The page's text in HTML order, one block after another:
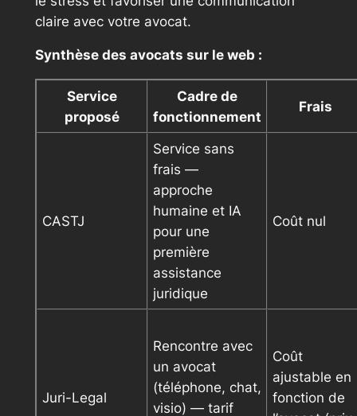
claire avec votre avocat.
Synthèse des avocats sur le web :
Service
proposé
Cadre de
fonctionnement
Frais
CASTJ
Service sans
frais —
approche
humaine et IA
pour une
première
assistance
juridique
Coût nul
Juri-Legal
Rencontre avec
un avocat
(téléphone, chat,
visio) — tarif
Coût
ajustable en
fonction de